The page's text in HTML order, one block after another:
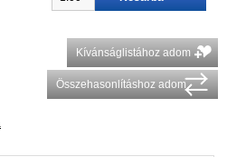
Kívánságlistához adom
Összehasonlításhoz adom